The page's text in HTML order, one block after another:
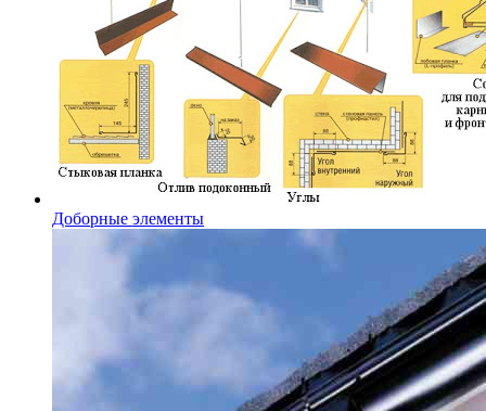
Доборные элементы